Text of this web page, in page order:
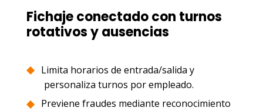
Fichaje conectado con turnos
rotativos y ausencias
Limita horarios de entrada/salida y
personaliza turnos por empleado.
Previene fraudes mediante reconocimiento